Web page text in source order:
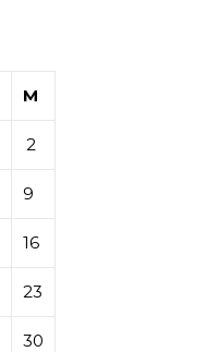
M
2
9
16
23
30